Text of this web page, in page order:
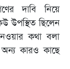
দাবি নিয়ে
উপস্থিত ছিলেন
কথা বলা
অন্য কারও কাছে